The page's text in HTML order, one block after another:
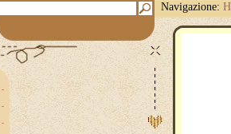
Navigazione: